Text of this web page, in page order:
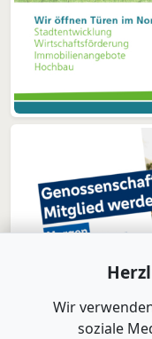
Wir
soziale